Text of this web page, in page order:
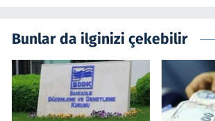
Bunlar da ilginizi çekebilir